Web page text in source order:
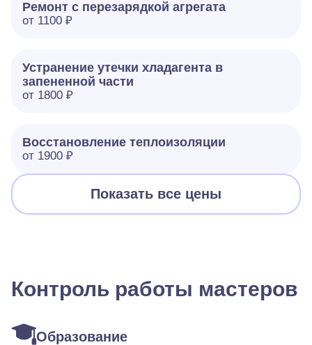
Ремонт с перезарядкой агрегата
от 1100 ₽
Устранение утечки хладагента в
запененной части
от 1800 ₽
Восстановление теплоизоляции
от 1900 ₽
Показать все цены
Контроль работы мастеров
Образование